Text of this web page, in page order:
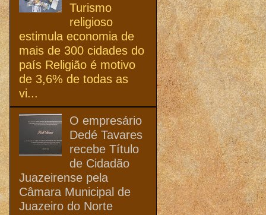
Turismo
religioso
estimula economia de
mais de 300 cidades do
país Religião é motivo
de 3,6% de todas as
vi...
O empresário
Dedé Tavares
recebe Título
de Cidadão
Juazeirense pela
Câmara Municipal de
Juazeiro do Norte